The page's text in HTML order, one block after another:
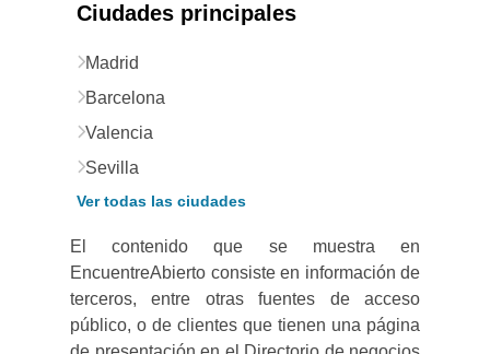
Ciudades principales
Madrid
Barcelona
Valencia
Sevilla
Ver todas las ciudades
El contenido que se muestra en
EncuentreAbierto consiste en información de
terceros, entre otras fuentes de acceso
público, o de clientes que tienen una página